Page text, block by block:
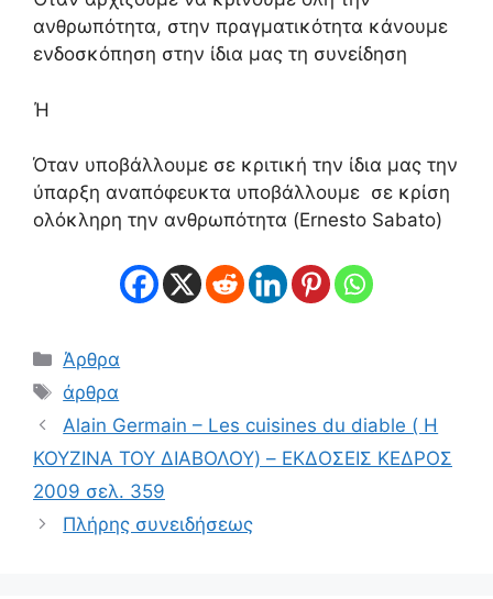
ανθρωπότητα, στην πραγματικότητα κάνουμε
ενδοσκόπηση στην ίδια μας τη συνείδηση
Ή
Όταν υποβάλλουμε σε κριτική την ίδια μας την
ύπαρξη αναπόφευκτα υποβάλλουμε σε κρίση
ολόκληρη την ανθρωπότητα (Ernesto Sabato)
Κατηγορίες
Άρθρα
Ετικέτες
άρθρα
Alain Germain – Les cuisines du diable ( Η
ΚΟΥΖΙΝΑ ΤΟΥ ΔΙΑΒΟΛΟΥ) – ΕΚΔΟΣΕΙΣ ΚΕΔΡΟΣ
2009 σελ. 359
Πλήρης συνειδήσεως